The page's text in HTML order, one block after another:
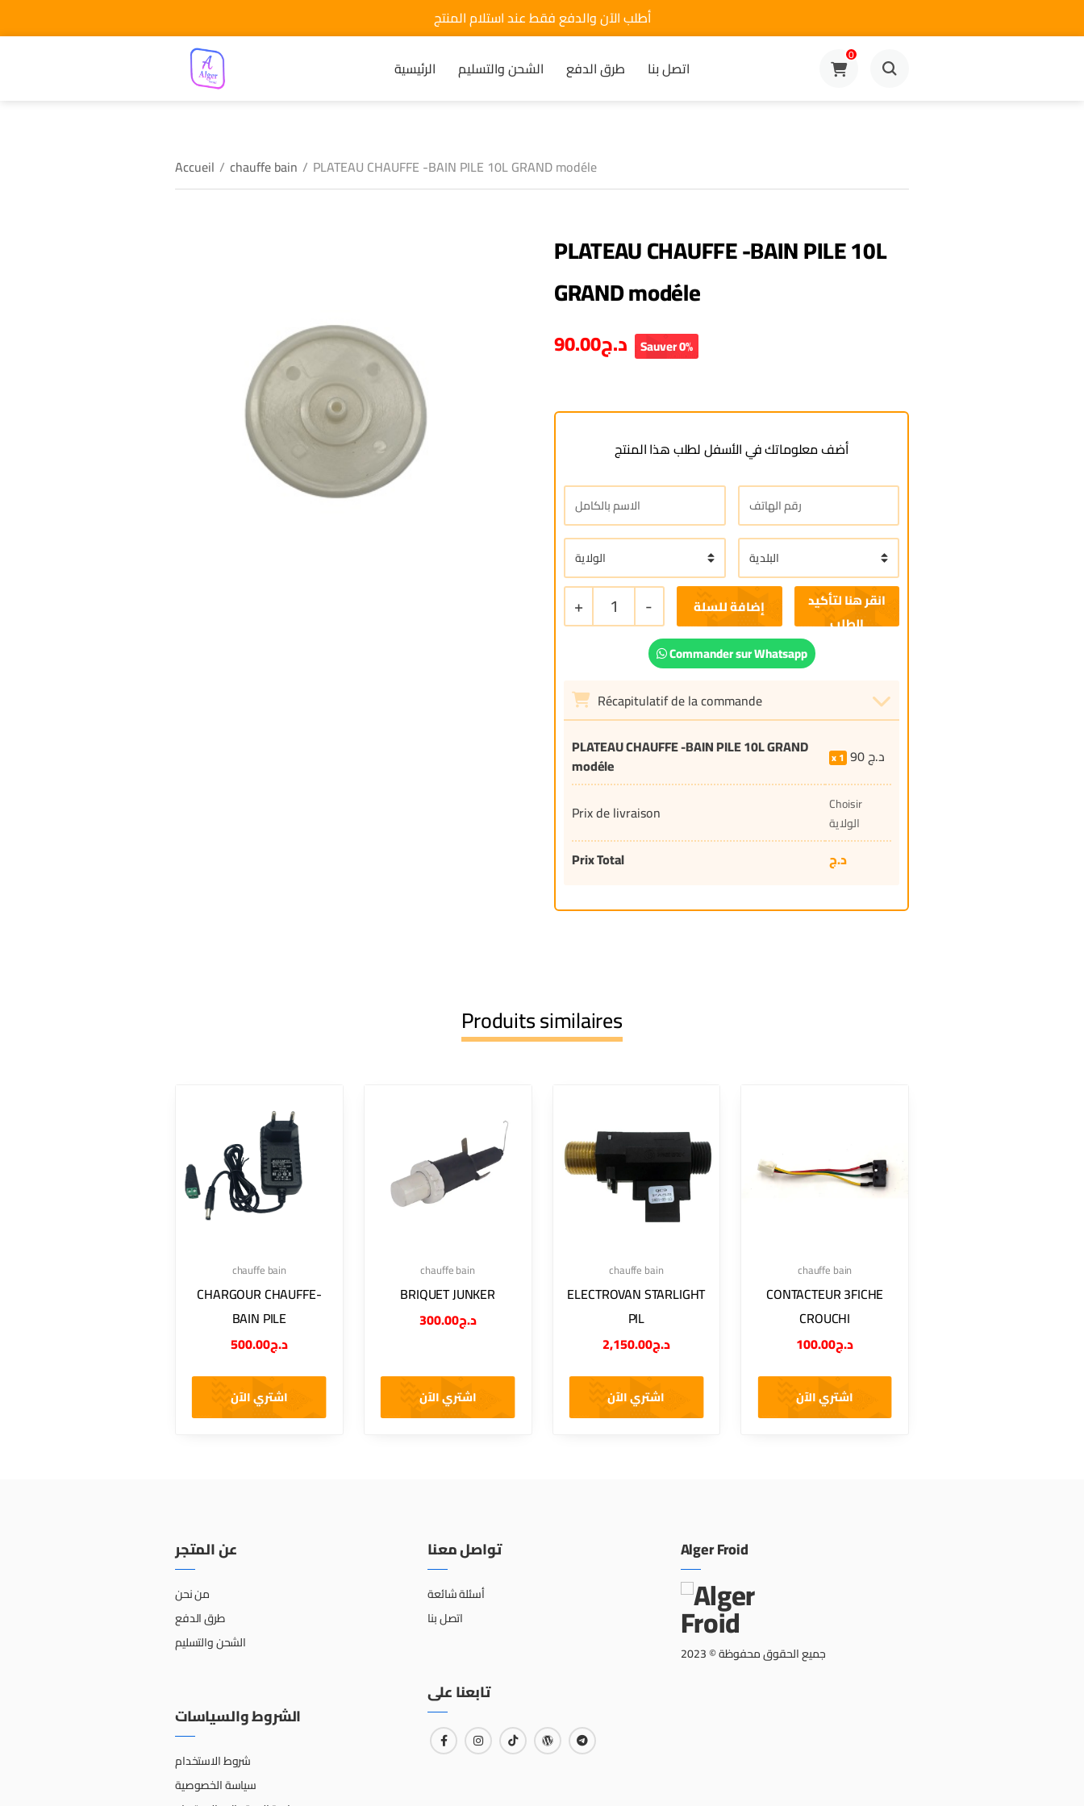
أطلب الآن والدفع فقط عند استلام المنتج
الرئيسية الشحن والتسليم طرق الدفع اتصل بنا
0
Accueil / chauffe bain / PLATEAU CHAUFFE -BAIN PILE 10L GRAND modéle
PLATEAU CHAUFFE -BAIN PILE 10L
GRAND modéle
د.ج90.00 Sauver 0%
أضف معلوماتك في الأسفل لطلب هذا المنتج
+ 1 - إضافة للسلة
Commander sur Whatsapp
Récapitulatif de la commande
PLATEAU CHAUFFE -BAIN PILE 10L GRAND
modéle
1 90د.ج
Prix de livraison
Choisir
الولاية
Prix Total د.ج
Produits similaires
chauffe bain
CHARGOUR CHAUFFE-
BAIN PILE
د.ج500.00
اشتري الآن
chauffe bain
BRIQUET JUNKER
د.ج300.00
اشتري الآن
chauffe bain
ELECTROVAN STARLIGHT
PIL
د.ج2,150.00
اشتري الآن
chauffe bain
CONTACTEUR 3FICHE
CROUCHI
د.ج100.00
اشتري الآن
عن المتجر
من نحن
طرق الدفع
الشحن والتسليم
الشروط والسياسات
شروط الاستخدام
سياسة الخصوصية
تواصل معنا
أسئلة شائعة
اتصل بنا
تابعنا على
Alger Froid
جميع الحقوق محفوظة © 2023